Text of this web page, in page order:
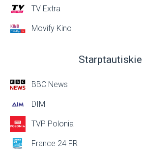
TV Extra
Movify Kino
Starptautiskie
BBC News
DIM
TVP Polonia
France 24 FR